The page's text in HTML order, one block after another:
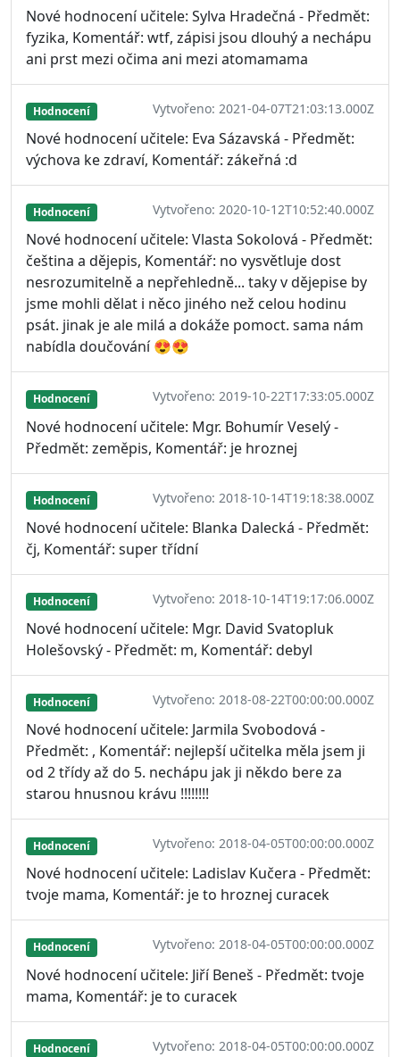
Nové hodnocení učitele: Sylva Hradečná - Předmět:
fyzika, Komentář: wtf, zápisi jsou dlouhý a nechápu
ani prst mezi očima ani mezi atomamama
Hodnocení Vytvořeno: 2021-04-07T21:03:13.000Z
Nové hodnocení učitele: Eva Sázavská - Předmět:
výchova ke zdraví, Komentář: zákeřná :d
Hodnocení Vytvořeno: 2020-10-12T10:52:40.000Z
Nové hodnocení učitele: Vlasta Sokolová - Předmět:
čeština a dějepis, Komentář: no vysvětluje dost
nesrozumitelně a nepřehledně... taky v dějepise by
jsme mohli dělat i něco jiného než celou hodinu
psát. jinak je ale milá a dokáže pomoct. sama nám
nabídla doučování 😍😍
Hodnocení Vytvořeno: 2019-10-22T17:33:05.000Z
Nové hodnocení učitele: Mgr. Bohumír Veselý -
Předmět: zeměpis, Komentář: je hroznej
Hodnocení Vytvořeno: 2018-10-14T19:18:38.000Z
Nové hodnocení učitele: Blanka Dalecká - Předmět:
čj, Komentář: super třídní
Hodnocení Vytvořeno: 2018-10-14T19:17:06.000Z
Nové hodnocení učitele: Mgr. David Svatopluk
Holešovský - Předmět: m, Komentář: debyl
Hodnocení Vytvořeno: 2018-08-22T00:00:00.000Z
Nové hodnocení učitele: Jarmila Svobodová -
Předmět: , Komentář: nejlepší učitelka měla jsem ji
od 2 třídy až do 5. nechápu jak ji někdo bere za
starou hnusnou krávu !!!!!!!!
Hodnocení Vytvořeno: 2018-04-05T00:00:00.000Z
Nové hodnocení učitele: Ladislav Kučera - Předmět:
tvoje mama, Komentář: je to hroznej curacek
Hodnocení Vytvořeno: 2018-04-05T00:00:00.000Z
Nové hodnocení učitele: Jiří Beneš - Předmět: tvoje
mama, Komentář: je to curacek
Hodnocení Vytvořeno: 2018-04-05T00:00:00.000Z